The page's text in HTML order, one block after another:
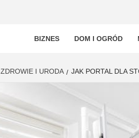
BIZNES DOM I OGRÓD
ZDROWIE I URODA JAK PORTAL DLA